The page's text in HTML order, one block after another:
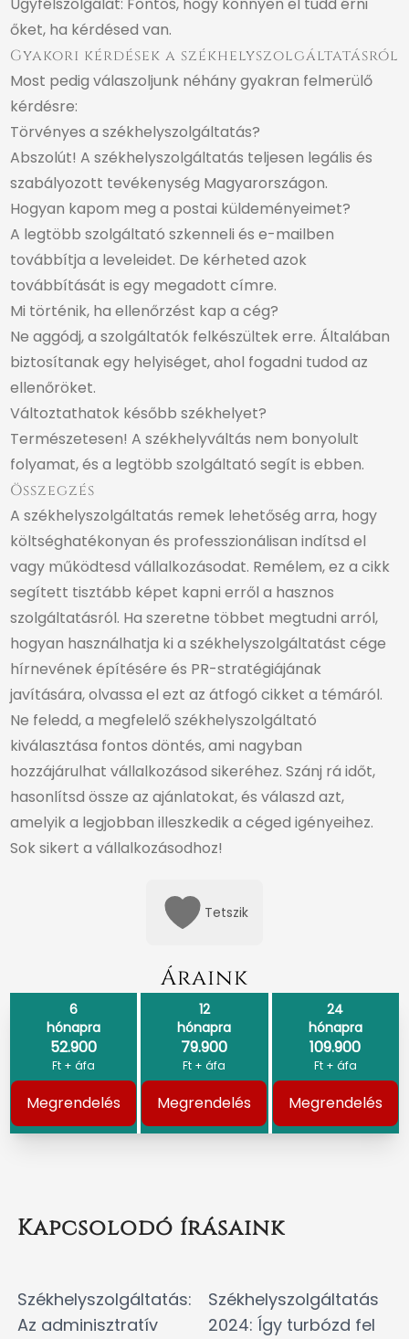
Ügyfélszolgálat: Fontos, hogy könnyen el tudd érni
őket, ha kérdésed van.
Gyakori kérdések a székhelyszolgáltatásról
Most pedig válaszoljunk néhány gyakran felmerülő
kérdésre:
Törvényes a székhelyszolgáltatás?
Abszolút! A székhelyszolgáltatás teljesen legális és
szabályozott tevékenység Magyarországon.
Hogyan kapom meg a postai küldeményeimet?
A legtöbb szolgáltató szkenneli és e-mailben
továbbítja a leveleidet. De kérheted azok
továbbítását is egy megadott címre.
Mi történik, ha ellenőrzést kap a cég?
Ne aggódj, a szolgáltatók felkészültek erre. Általában
biztosítanak egy helyiséget, ahol fogadni tudod az
ellenőröket.
Változtathatok később székhelyet?
Természetesen! A székhelyváltás nem bonyolult
folyamat, és a legtöbb szolgáltató segít is ebben.
Összegzés
A székhelyszolgáltatás remek lehetőség arra, hogy
költséghatékonyan és professzionálisan indítsd el
vagy működtesd vállalkozásodat. Remélem, ez a cikk
segített tisztább képet kapni erről a hasznos
szolgáltatásról. Ha szeretne többet megtudni arról,
hogyan használhatja ki a székhelyszolgáltatást cége
hírnevének építésére és PR-stratégiájának
javítására, olvassa el ezt az átfogó cikket a témáról.
Ne feledd, a megfelelő székhelyszolgáltató
kiválasztása fontos döntés, ami nagyban
hozzájárulhat vállalkozásod sikeréhez. Szánj rá időt,
hasonlítsd össze az ajánlatokat, és válaszd azt,
amelyik a legjobban illeszkedik a céged igényeihez.
Sok sikert a vállalkozásodhoz!
Tetszik
Áraink
6
hónapra
52.900
Ft + áfa
Megrendelés
12
hónapra
79.900
Ft + áfa
Megrendelés
24
hónapra
109.900
Ft + áfa
Megrendelés
Kapcsolodó írásaink
Székhelyszolgáltatás:
Az adminisztratív
Székhelyszolgáltatás
2024: Így turbózd fel